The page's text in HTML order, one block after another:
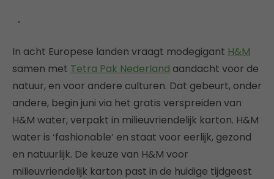
In acht Europese landen vraagt modegigant H&M
samen met Tetra Pak Nederland aandacht voor de
natuur, en voor andere culturen. Dat gebeurt, onder
andere, begin juni via het gratis verspreiden van
H&M water, verpakt in milieuvriendelijk karton. H&M
water is ‘fashionable’ en staat voor eerlijk, gezond
en natuurlijk. De keuze van H&M voor
milieuvriendelijk karton past in de huidige tijdgeest